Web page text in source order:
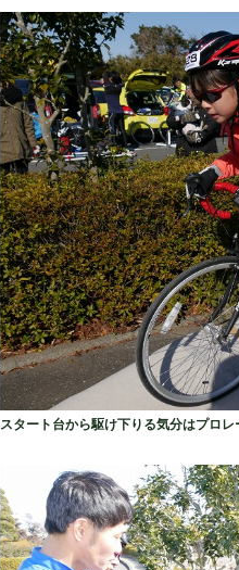
スタート台から駆け下りる気分はプロレ